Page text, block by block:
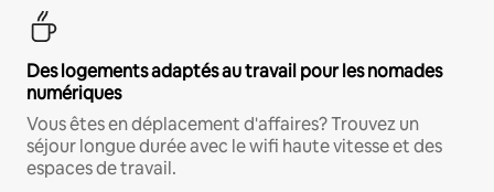
Des logements adaptés au travail pour les nomades
numériques
Vous êtes en déplacement d'affaires? Trouvez un
séjour longue durée avec le wifi haute vitesse et des
espaces de travail.